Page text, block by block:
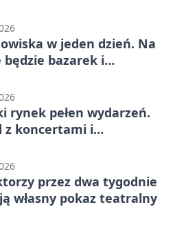
w jeden dzień. Na
będzie bazarek i
rynek pełen wydarzeń.
z koncertami i
przez dwa tygodnie
własny pokaz teatralny